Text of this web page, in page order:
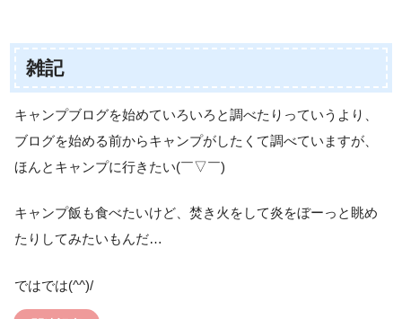
雑記
キャンプブログを始めていろいろと調べたりっていうより、
ブログを始める前からキャンプがしたくて調べていますが、
ほんとキャンプに行きたい(￣▽￣)
キャンプ飯も食べたいけど、焚き火をして炎をぼーっと眺め
たりしてみたいもんだ…
ではでは(^^)/